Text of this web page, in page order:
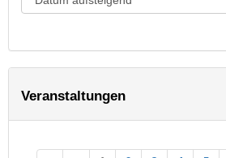
Veranstaltungen